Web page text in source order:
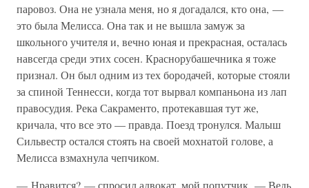
паровоз. Она не узнала меня, но я догадался, кто она, —
это была Мелисса. Она так и не вышла замуж за
школьного учителя и, вечно юная и прекрасная, осталась
навсегда среди этих сосен. Краснорубашечника я тоже
признал. Он был одним из тех бородачей, которые стояли
за спиной Теннесси, когда тот вырвал компаньона из лап
правосудия. Река Сакраменто, протекавшая тут же,
кричала, что все это — правда. Поезд тронулся. Малыш
Сильвестр остался стоять на своей мохнатой голове, а
Мелисса взмахнула чепчиком.
— Нравится? — спросил адвокат, мой попутчик. — Ведь